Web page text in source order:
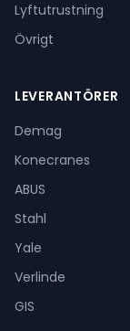
Lyftutrustning
Övrigt
LEVERANTÖRER
Demag
Konecranes
ABUS
Stahl
Yale
Verlinde
GIS